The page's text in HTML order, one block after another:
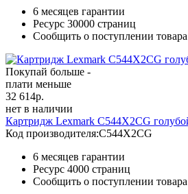
6 месяцев гарантии
Ресурс 30000 страниц
Сообщить о поступлении товара
Покупай больше -
плати меньше
32 614р.
нет в наличии
Картридж Lexmark C544X2CG
Код производителя:C544X2CG
6 месяцев гарантии
Ресурс 4000 страниц
Сообщить о поступлении товара